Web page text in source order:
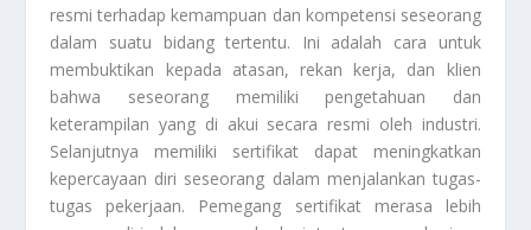
resmi terhadap kemampuan dan kompetensi seseorang
dalam suatu bidang tertentu. Ini adalah cara untuk
membuktikan kepada atasan, rekan kerja, dan klien
bahwa seseorang memiliki pengetahuan dan
keterampilan yang di akui secara resmi oleh industri.
Selanjutnya memiliki sertifikat dapat meningkatkan
kepercayaan diri seseorang dalam menjalankan tugas-
tugas pekerjaan. Pemegang sertifikat merasa lebih